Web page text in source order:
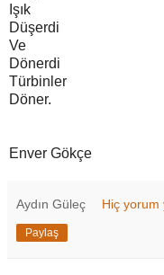
Işık
Düşerdi
Ve
Dönerdi
Türbinler
Döner.
Enver Gökçe
Aydın Güleç Hiç yorum
Paylaş